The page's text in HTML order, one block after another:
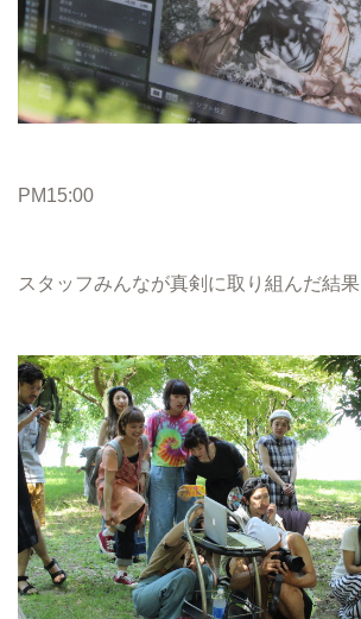
PM15:00
スタッフみんなが真剣に取り組んだ結果